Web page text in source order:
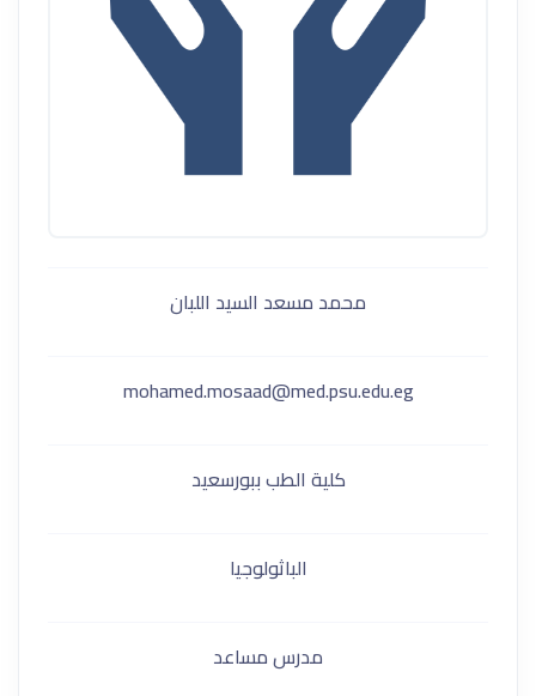
محمد مسعد السيد اللبان
mohamed.mosaad@med.psu.edu.eg
كلية الطب ببورسعيد
الباثولوجيا
مدرس مساعد